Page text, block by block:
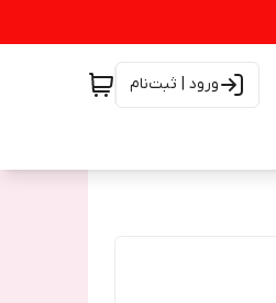
ورود | ثبت‌نام